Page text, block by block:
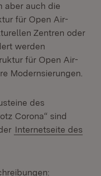
aber auch die
für Open Air-
Zentren oder
werden
für Open Air-
Modernsierungen.
des
Corona“ sind
Internetseite des